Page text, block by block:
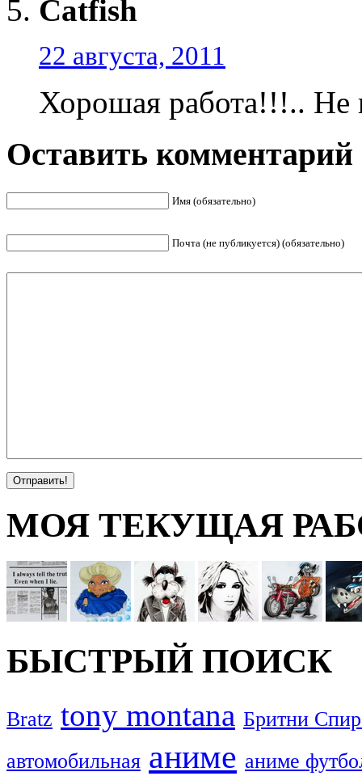
Catfish
22 августа, 2011
Хорошая работа!!!.. Не
Оставить комментарий
Имя (обязательно)
Почта (не публикуется) (обязательно)
МОЯ ТЕКУЩАЯ
БЫСТРЫЙ ПОИСК
Bratz tony montana Бритни
автомобильная аниме аниме